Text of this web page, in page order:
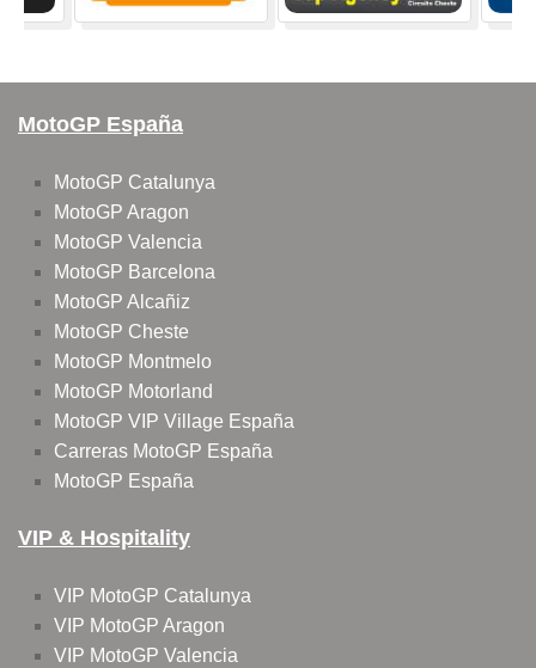
MotoGP España
MotoGP Catalunya
MotoGP Aragon
MotoGP Valencia
MotoGP Barcelona
MotoGP Alcañiz
MotoGP Cheste
MotoGP Montmelo
MotoGP Motorland
MotoGP VIP Village España
Carreras MotoGP España
MotoGP España
VIP & Hospitality
VIP MotoGP Catalunya
VIP MotoGP Aragon
VIP MotoGP Valencia